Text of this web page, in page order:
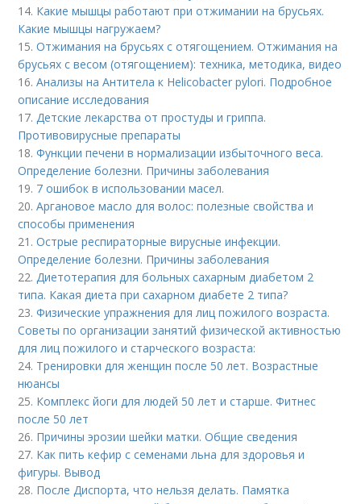
14. Какие мышцы работают при отжимании на брусьях.
Какие мышцы нагружаем?
15.Отжимания на брусьях с отягощением. Отжимания на
брусьях с весом (отягощением): техника, методика, видео
16.Анализы на Антитела к Helicobacter pylori. Подробное
описание исследования
17.Детские лекарства от простуды и гриппа.
Противовирусные препараты
18.Функции печени в нормализации избыточного веса.
Определение болезни. Причины заболевания
19. 7 ошибок в использовании масел.
20.Аргановое масло для волос: полезные свойства и
способы применения
21.Острые респираторные вирусные инфекции.
Определение болезни. Причины заболевания
22.Диетотерапия для больных сахарным диабетом 2
типа. Какая диета при сахарном диабете 2 типа?
23.Физические упражнения для лиц пожилого возраста.
Советы по организации занятий физической активностью
для лиц пожилого и старческого возраста:
24. Тренировки для женщин после 50 лет. Возрастные
нюансы
25. Комплекс йоги для людей 50 лет и старше. Фитнес
после 50 лет
26. Причины эрозии шейки матки. Общие сведения
27. Как пить кефир с семенами льна для здоровья и
фигуры. Вывод
28. После Диспорта, что нельзя делать. Памятка